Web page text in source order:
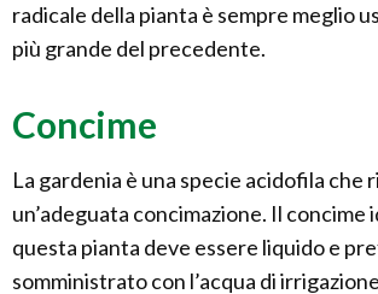
radicale della pianta è sempre meglio
più grande del precedente.
Concime
La gardenia è una specie acidofila che
un’adeguata concimazione. Il concime
questa pianta deve essere liquido e
somministrato con l’acqua di